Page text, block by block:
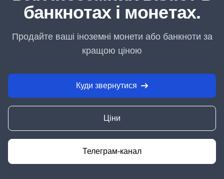
банкнотах і монетах.
Продайте ваші іноземні монети або банкноти за
кращою ціною
Куди звернутися
Ціни
Телеграм-канал